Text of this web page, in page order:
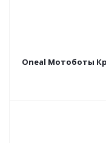
Oneal Мотоботы